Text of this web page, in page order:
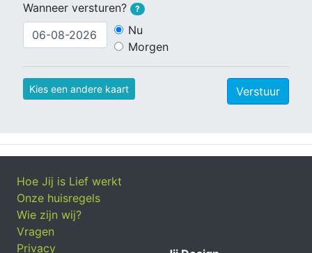
Wanneer versturen?
?
Nu
Morgen
Kies een andere kaart Verstuur
Hoe Jij is Lief werkt
Onze huisregels
Wie zijn wij?
Vragen
Privacy